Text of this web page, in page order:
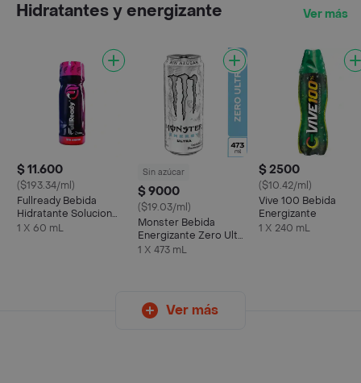
Hidratantes y energizante Ver más
$ 11.600
($193.34/ml)
Fullready Bebida
Hidratante Solucion
Para El Guayuabo 60
1 X 60 mL
Sin azúcar
$ 9000
($19.03/ml)
Monster Bebida
Energizante Zero Ultra
473 mL
1 X 473 mL
$ 2500
($10.42/ml)
Vive 100 Bebida
Energizante
1 X 240 mL
Ver más